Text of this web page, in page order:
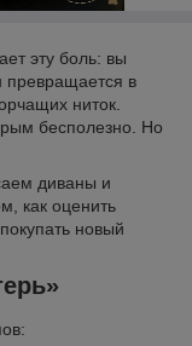
эту боль: вы
в
ниток.
бесполезно. Но
диваны и
как оценить
новый